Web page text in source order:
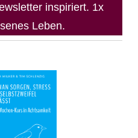
inspiriert. 1x
Leben.